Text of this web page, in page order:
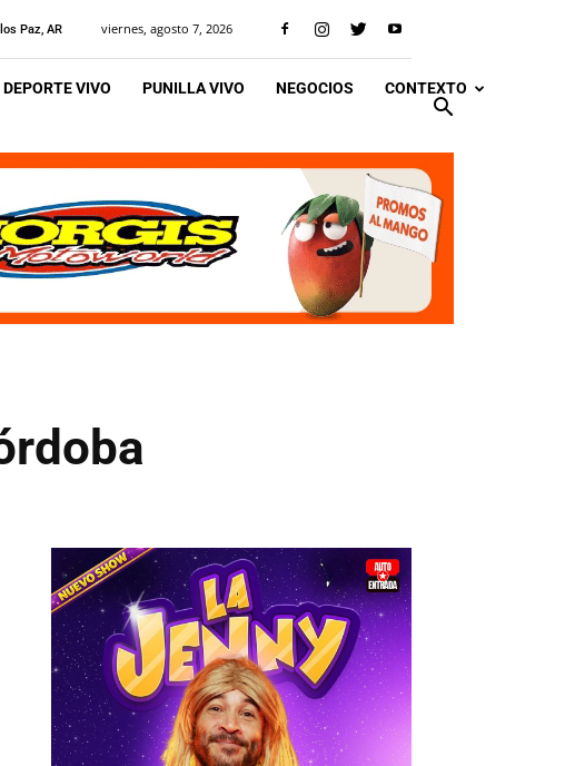
Paz, AR viernes, agosto 7, 2026
DEPORTE VIVO PUNILLA VIVO NEGOCIOS CONTEXTO